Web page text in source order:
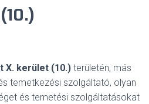
(10.)
X. kerület (10.)területén, más
temetkezési szolgáltató, olyan
és temetési szolgáltatásokat